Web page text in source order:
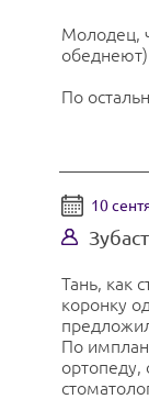
Молодец,
обеднеют)
По
10
Тань, как
коронку
По